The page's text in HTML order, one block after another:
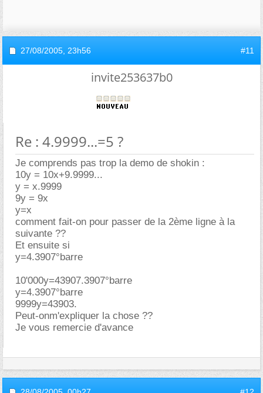
27/08/2005, 23h56 #11
invite253637b0
Re : 4.9999...=5 ?
Je comprends pas trop la demo de shokin :
10y = 10x+9.9999...
y = x.9999
9y = 9x
y=x
comment fait-on pour passer de la 2ème ligne à la
suivante ??
Et ensuite si
y=4.3907°barre
10'000y=43907.3907°barre
y=4.3907°barre
9999y=43903.
Peut-onm'expliquer la chose ??
Je vous remercie d'avance